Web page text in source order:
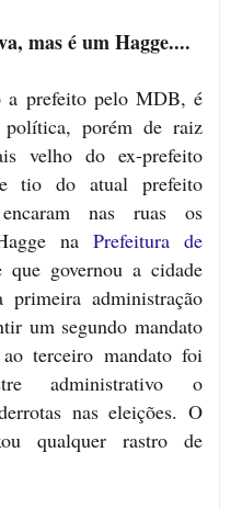
mas é um Hagge....
a prefeito pelo MDB, é
porém de raiz
velho do ex-prefeito
tio do atual prefeito
nas ruas os
na Prefeitura de
governou a cidade
administração
um segundo mandato
terceiro mandato foi
administrativo o
nas eleições. O
qualquer rastro de